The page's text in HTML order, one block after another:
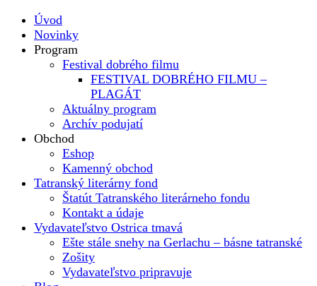
Úvod
Novinky
Program
Festival dobrého filmu
FESTIVAL DOBRÉHO FILMU –
PLAGÁT
Aktuálny program
Archív podujatí
Obchod
Eshop
Kamenný obchod
Tatranský literárny fond
Štatút Tatranského literárneho fondu
Kontakt a údaje
Vydavateľstvo Ostrica tmavá
Ešte stále snehy na Gerlachu – básne tatranské
Zošity
Vydavateľstvo pripravuje